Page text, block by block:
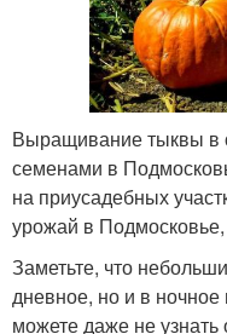
Выращивание тыквы в
семенами в
на приусадебных
урожай в
Заметьте, что
дневное, но и в ночное
можете даже не